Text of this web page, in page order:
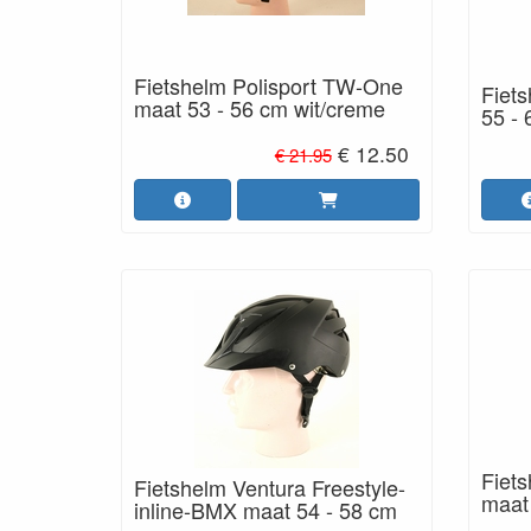
Fietshelm Polisport TW-One
maat 53 - 56 cm wit/creme
€ 21.95 € 12.50
55 -
Fietshelm Ventura Freestyle-
inline-BMX maat 54 - 58 cm